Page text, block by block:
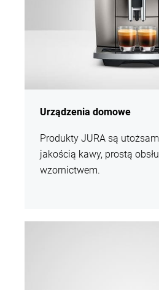
Urządzenia domowe
Produkty JURA są
jakością kawy, prostą
wzornictwem.